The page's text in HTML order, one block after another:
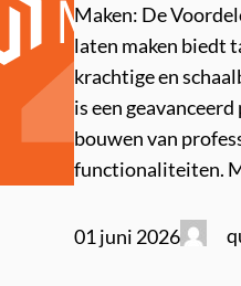
Maken: De
laten maken biedt
krachtige en
is een
bouwen van
functionaliteiten.
01 juni 2026